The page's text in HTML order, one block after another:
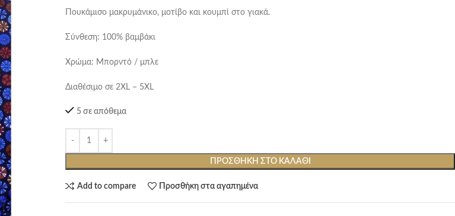
Πουκάμισο μακρυμάνικο, μοτίβο και κουμπί στο γιακά.
Σύνθεση: 100% βαμβάκι
Χρώμα: Μπορντό / μπλε
Διαθέσιμο σε 2XL – 5XL
5 σε απόθεμα
ΠΡΟΣΘΉΚΗ ΣΤΟ ΚΑΛΆΘΙ
Add to compare Προσθήκη στα αγαπημένα